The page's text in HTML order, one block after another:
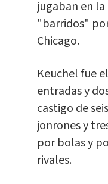
jugaban en
"barridos"
Chicago.
Keuchel fue
entradas y
castigo de
jonrones y
por bolas y
rivales.